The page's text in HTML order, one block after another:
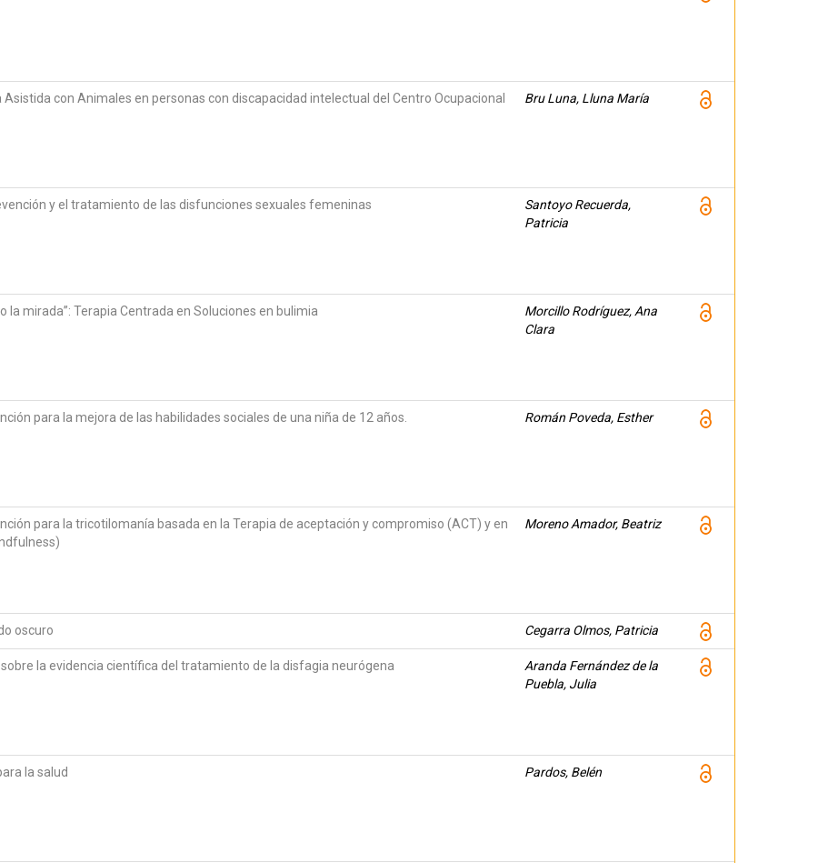
Asistida con Animales en personas con discapacidad intelectual del Centro Ocupacional
Bru Luna, Lluna María
y el tratamiento de las disfunciones sexuales femeninas
Santoyo Recuerda,
Patricia
la mirada”: Terapia Centrada en Soluciones en bulimia
Morcillo Rodríguez, Ana
Clara
para la mejora de las habilidades sociales de una niña de 12 años. Román Poveda, Esther
para la tricotilomanía basada en la Terapia de aceptación y compromiso (ACT) y en
Moreno Amador, Beatriz
oscuro Cegarra Olmos, Patricia
la evidencia científica del tratamiento de la disfagia neurógena
Aranda Fernández de la
Puebla, Julia
la salud Pardos, Belén